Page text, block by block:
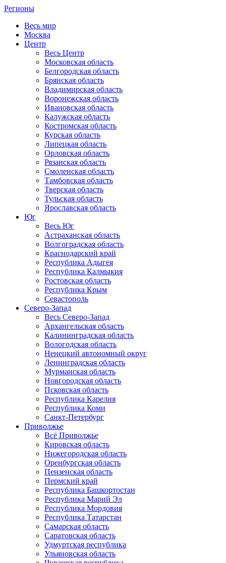
Регионы
Весь мир
Москва
Центр
Весь Центр
Московская область
Белгородская область
Брянская область
Владимирская область
Воронежская область
Ивановская область
Калужская область
Костромская область
Курская область
Липецкая область
Орловская область
Рязанская область
Смоленская область
Тамбовская область
Тверская область
Тульская область
Ярославская область
Юг
Весь Юг
Астраханская область
Волгоградская область
Краснодарский край
Республика Адыгея
Республика Калмыкия
Ростовская область
Республика Крым
Севастополь
Северо-Запад
Весь Северо-Запад
Архангельская область
Калининградская область
Вологодская область
Ненецкий автономный округ
Ленинградская область
Мурманская область
Новгородская область
Псковская область
Республика Карелия
Республика Коми
Санкт-Петербург
Приволжье
Всё Приволжье
Кировская область
Нижегородская область
Оренбургская область
Пензенская область
Пермский край
Республика Башкортостан
Республика Марий Эл
Республика Мордовия
Республика Татарстан
Самарская область
Саратовская область
Удмуртская республика
Ульяновская область